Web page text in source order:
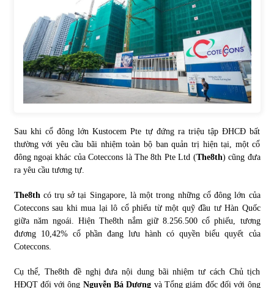
31/05/2022
Bất ổn từ các cuộc đấu giá đất ở Thanh Hoá
31/05/2022
S&P Ratings cập nhật xếp hạng tín nhiệm của
Vietcombank và Eximbank
Chứng khoán ngày 30/5/2022: Top 10 cổ phiếu nổi bật
31/05/2022
Phân tích giá tiền điện tử sau ngày thị trường lập kỷ lục
vốn hóa
Sau khi cổ đông lớn Kustocem Pte tự đứng ra triệu tập ĐHCĐ bất
thường với yêu cầu bãi nhiệm toàn bộ ban quản trị hiện tại, một cổ
đông ngoại khác của Coteccons là The 8th Pte Ltd (The8th) cũng đưa
ra yêu cầu tương tự.
The8th có trụ sở tại Singapore, là một trong những cổ đông lớn của
Coteccons sau khi mua lại lô cổ phiếu từ một quỹ đầu tư Hàn Quốc
giữa năm ngoái. Hiện The8th nắm giữ 8.256.500 cổ phiếu, tương
đương 10,42% cổ phần đang lưu hành có quyền biểu quyết của
Coteccons.
Cụ thể, The8th đề nghị đưa nội dung bãi nhiệm tư cách Chủ tịch
HĐQT đối với ông Nguyễn Bá Dương và Tổng giám đốc đối với ông